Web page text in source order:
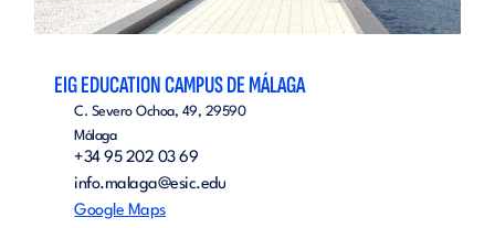
EIG EDUCATION CAMPUS DE MÁLAGA
C. Severo Ochoa, 49, 29590
Málaga
+34 95 202 03 69
info.malaga@esic.edu
Google Maps